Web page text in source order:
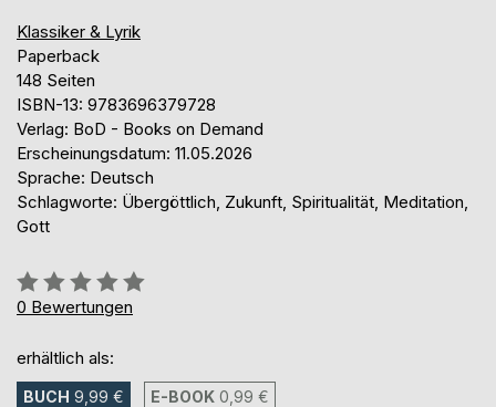
Klassiker & Lyrik
Paperback
148 Seiten
ISBN-13: 9783696379728
Verlag: BoD - Books on Demand
Erscheinungsdatum: 11.05.2026
Sprache: Deutsch
Schlagworte: Übergöttlich, Zukunft, Spiritualität, Meditation,
Gott
Bewertung::
0%
0 Bewertungen
erhältlich als:
BUCH 9,99 € E-BOOK 0,99 €